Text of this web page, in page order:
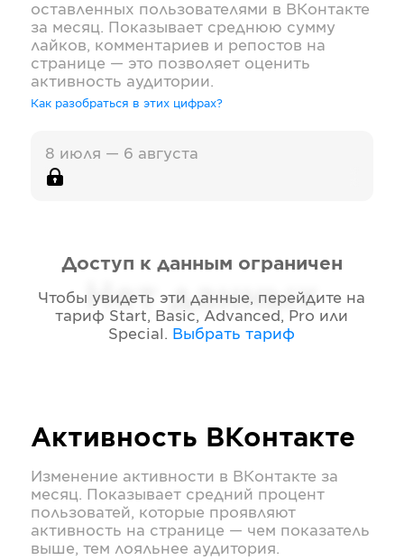
оставленных пользователями в ВКонтакте
за месяц. Показывает среднюю сумму
лайков, комментариев и репостов на
странице — это позволяет оценить
активность аудитории.
Как разобраться в этих цифрах?
8 июля — 6 августа
Нет данных
Доступ к данным ограничен
Чтобы увидеть эти данные, перейдите на
тариф Start, Basic, Advanced, Pro или
Special . Выбрать тариф
Активность ВКонтакте
Изменение активности в ВКонтакте за
месяц. Показывает средний процент
пользоватей, которые проявляют
активность на странице — чем показатель
выше, тем лояльнее аудитория.